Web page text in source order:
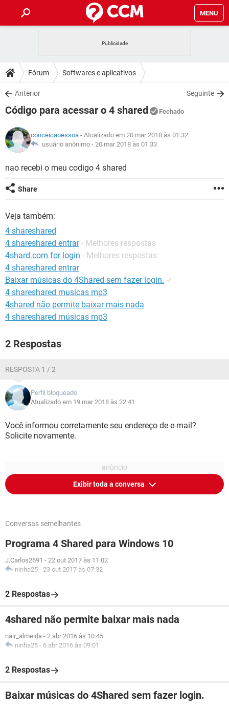
MENU
CELULAR FACEBOOK
OUTLOOK
INSTAGRAM GMAIL
GUIA DE COMPRAS
DICAS
JOGOS WHATSAPP
INSTAGRAM GMAIL
GUIA DE COMPRAS
DOWNLOADS
JOGOS WHATSAPP
CELULAR
OUTLOOK EXCEL
INSTAGRAM GMAIL
FÓRUM
JOGOS WHATSAPP
CELULAR
OUTLOOK EXCEL
INSTAGRAM
GLOSSÁRIO
WHATSAPP
INSTAGRAM
GUIA DE COMPRAS
Fórum Softwares e aplicativos
Anterior Seguinte
Código para acessar o 4 shared Fechado
conceicaoessoa - Atualizado em 20 mar 2018 às 01:32
usuário anônimo - 20 mar 2018 às 01:33
nao recebi o meu codigo 4 shared
Share
Veja também:
4 shareshared
4 shareshared entrar - Melhores respostas
4shard.com for login - Melhores respostas
4 shareshared entrar
Baixar músicas do 4Shared sem fazer login. ✓
4 shareshared musicas mp3
4shared não permite baixar mais nada
4 shareshared músicas mp3
2 Respostas
RESPOSTA 1 / 2
Perfil bloqueado
Atualizado em 19 mar 2018 às 22:41
Você informou corretamente seu endereço de e-mail?
Solicite novamente.
Exibir toda a conversa
Conversas semelhantes
Programa 4 Shared para Windows 10
J.Carlos2691 - 22 out 2017 às 11:02
ninha25 - 23 out 2017 às 07:32
2 Respostas
4shared não permite baixar mais nada
nair_almeida - 2 abr 2016 às 10:45
ninha25 - 6 abr 2016 às 09:01
2 Respostas
Baixar músicas do 4Shared sem fazer login.